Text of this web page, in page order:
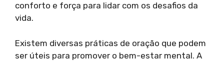
conforto e força para lidar com os desafios da
vida.
Existem diversas práticas de oração que podem
ser úteis para promover o bem-estar mental. A